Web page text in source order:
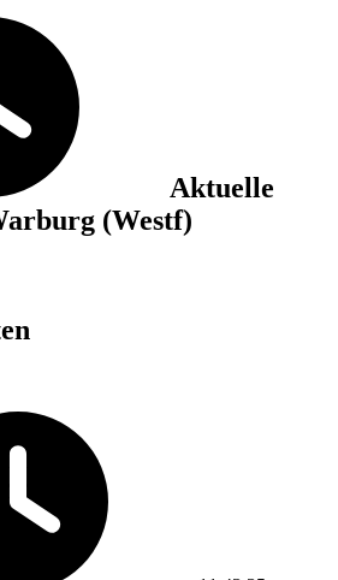
Aktuelle
(Westf)